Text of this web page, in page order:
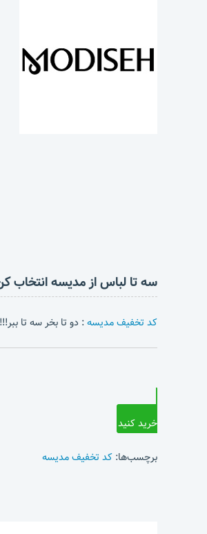
سه تا لباس از مدیسه انتخاب
کد تخفیف مدیسه: دو تا بخر سه تا
خرید کنید
برچسب‌ها: کد تخفیف مدیسه